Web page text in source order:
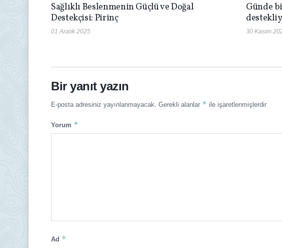
Sağlıklı Beslenmenin Güçlü ve Doğal
Destekçisi: Pirinç
01 Aralık 2025
Günde
30 Kasım
Bir yanıt yazın
E-posta adresiniz yayınlanmayacak. Gerekli alanlar * ile işaretlenmişlerdir
Yorum *
Ad *